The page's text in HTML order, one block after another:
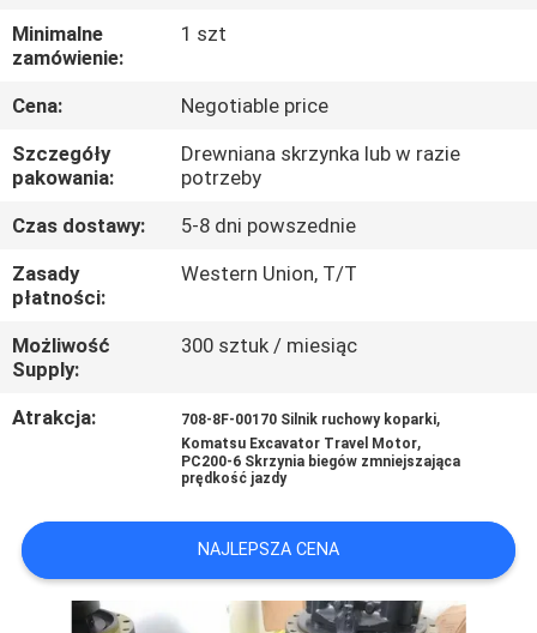
NAS
WYCIECZKA
PO
FABRYCE
KONTROLA
JAKOŚCI
SKONTAKTUJ
SIĘ
AKTUALNOŚCI
Minimalne
zamówienie:
1 szt
Cena:
Negotiable price
Szczegóły
pakowania:
Drewniana skrzynka lub w razie
potrzeby
Czas dostawy:
5-8 dni powszednie
Zasady
płatności:
Western Union, T/T
Możliwość
Supply:
300 sztuk / miesiąc
Atrakcja: 708-8F-00170 Silnik ruchowy koparki,
Komatsu Excavator Travel Motor,
PC200-6 Skrzynia biegów zmniejszająca
prędkość jazdy
NAJLEPSZA CENA